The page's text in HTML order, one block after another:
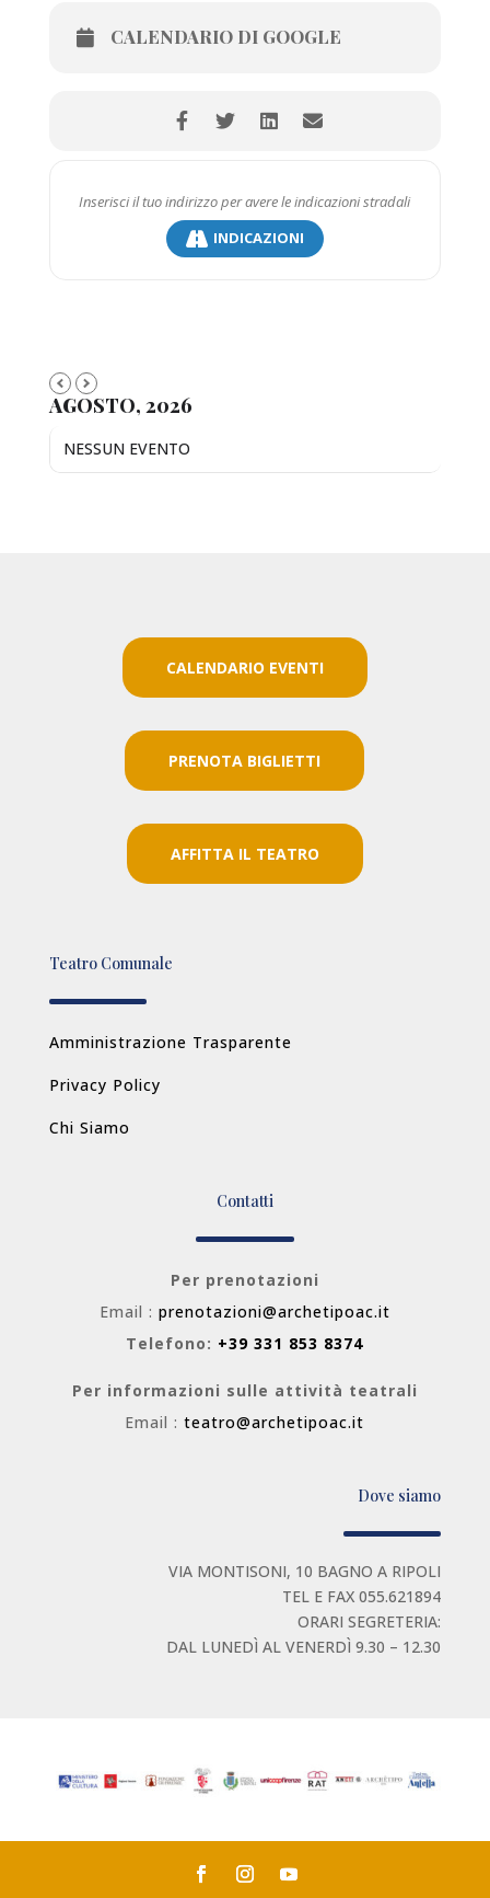
CALENDARIO DI GOOGLE
INDICAZIONI
AGOSTO, 2026
NESSUN EVENTO
CALENDARIO EVENTI
PRENOTA BIGLIETTI
AFFITTA IL TEATRO
Teatro Comunale
Amministrazione Trasparente
Privacy Policy
Chi Siamo
Contatti
Per prenotazioni
Email : prenotazioni@archetipoac.it
Telefono: +39 331 853 8374
Per informazioni sulle attività teatrali
Email :teatro@archetipoac.it
Dove siamo
VIA MONTISONI, 10 BAGNO A RIPOLI
TEL E FAX 055.621894
ORARI SEGRETERIA:
DAL LUNEDÌ AL VENERDÌ 9.30 – 12.30